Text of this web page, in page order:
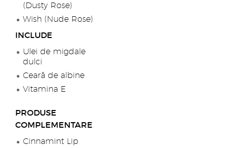
(Dusty Rose)
Wish (Nude Rose)
INCLUDE
Ulei de migdale
dulci
Ceară de albine
Vitamina E
PRODUSE
COMPLEMENTARE
Cinnamint Lip